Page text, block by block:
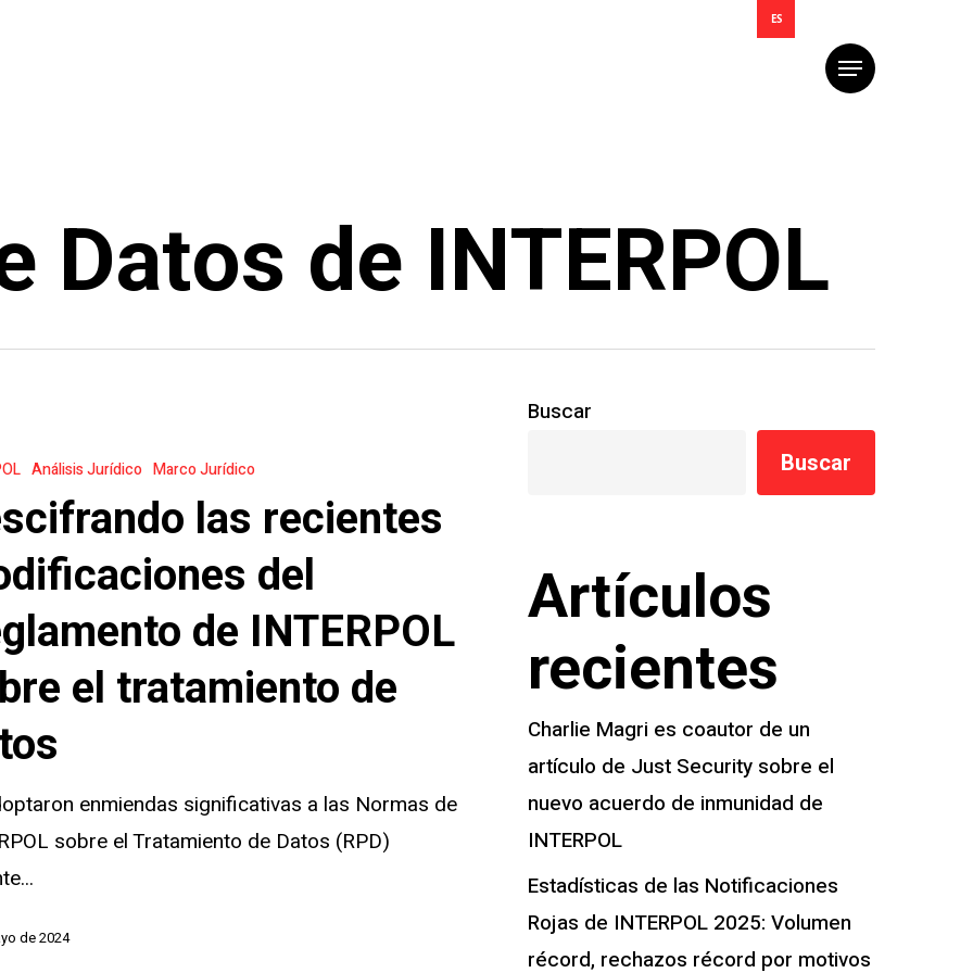
ES
Menú
Datos de INTERPOL
Análisis Jurídico Marco Jurídico
las recientes
del
de INTERPOL
el tratamiento de
enmiendas significativas a las Normas de
sobre el Tratamiento de Datos (RPD)
de 2024
Buscar
Buscar
Artículos
recientes
Charlie Magri es coautor de un
artículo de Just Security sobre el
nuevo acuerdo de inmunidad de
INTERPOL
Estadísticas de las Notificaciones
Rojas de INTERPOL 2025: Volumen
récord, rechazos récord por motivos